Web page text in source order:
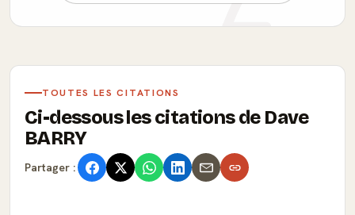
TOUTES LES CITATIONS
Ci-dessous les citations de Dave
BARRY
Partager :